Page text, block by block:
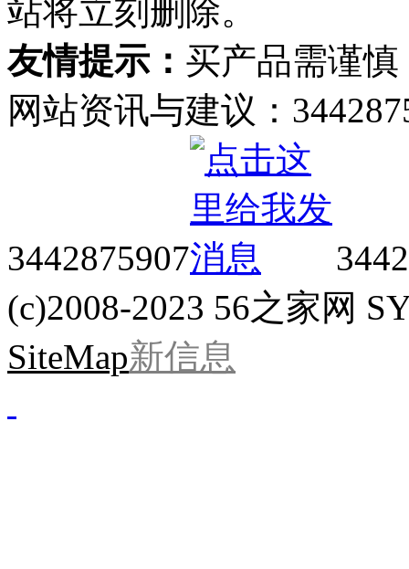
站将立刻删除。
友情提示： 买产品需谨慎
网站资讯与建议：
3442875907
(c)2008-2023 56之家网
SiteMap新信息